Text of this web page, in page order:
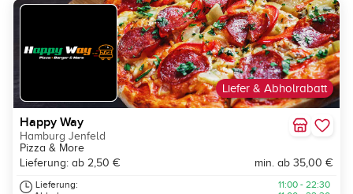
Liefer & Abholrabatt
Happy Way
Hamburg Jenfeld
Pizza & More
Lieferung: ab 2,50 €
min. ab 35,00 €
Lieferung:
11:00 - 22:30